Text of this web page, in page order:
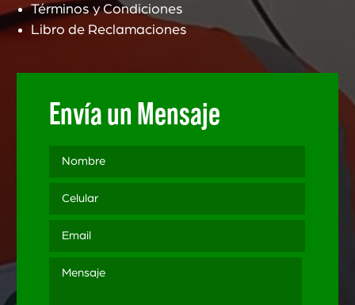
Términos y Condiciones
Libro de Reclamaciones
Envía un Mensaje